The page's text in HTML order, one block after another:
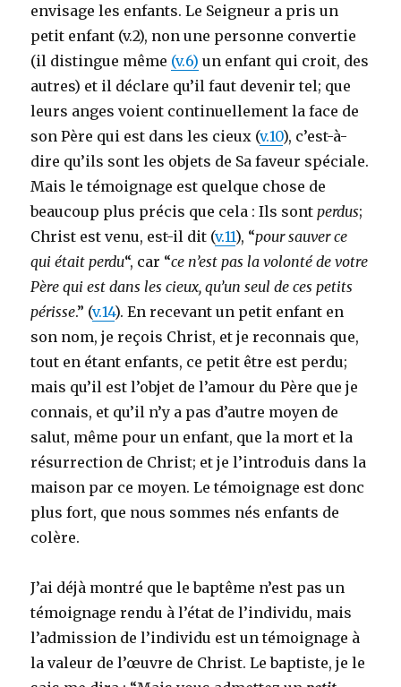
envisage les enfants. Le Seigneur a pris un
petit enfant (v.2), non une personne convertie
(il distingue même (v.6) un enfant qui croit, des
autres) et il déclare qu’il faut devenir tel; que
leurs anges voient continuellement la face de
son Père qui est dans les cieux (v.10), c’est-à-
dire qu’ils sont les objets de Sa faveur spéciale.
Mais le témoignage est quelque chose de
beaucoup plus précis que cela : Ils sont perdus;
Christ est venu, est-il dit (v.11), “pour sauver ce
qui était perdu“, car “ce n’est pas la volonté de votre
Père qui est dans les cieux, qu’un seul de ces petits
périsse.” (v.14). En recevant un petit enfant en
son nom, je reçois Christ, et je reconnais que,
tout en étant enfants, ce petit être est perdu;
mais qu’il est l’objet de l’amour du Père que je
connais, et qu’il n’y a pas d’autre moyen de
salut, même pour un enfant, que la mort et la
résurrection de Christ; et je l’introduis dans la
maison par ce moyen. Le témoignage est donc
plus fort, que nous sommes nés enfants de
colère.
J’ai déjà montré que le baptême n’est pas un
témoignage rendu à l’état de l’individu, mais
l’admission de l’individu est un témoignage à
la valeur de l’œuvre de Christ. Le baptiste, je le